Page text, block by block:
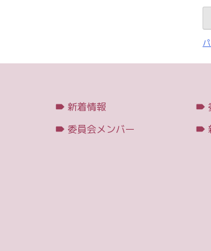
新着情報
委員会メンバー